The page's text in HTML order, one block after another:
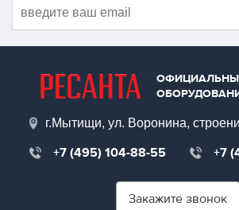
г.Мытищи, ул. Воронина,
+7 (495) 104-88-55 +7
Закажите звонок